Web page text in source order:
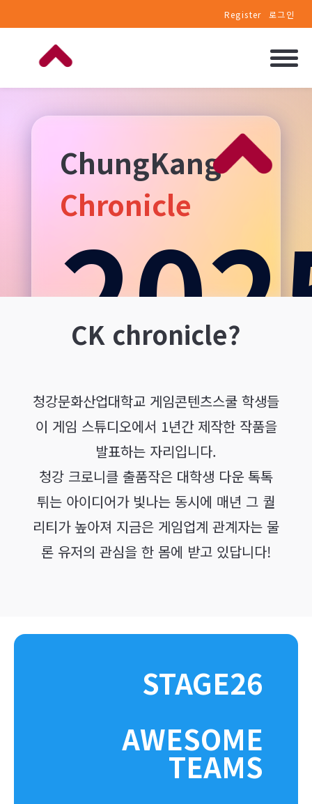
Register 로그인
ChungKang
Chronicle
26번째 졸업작품
청강문화산업대학교 게임콘텐츠스쿨 학생들
이 게임 스튜디오에서 1년간 제작한 작품을
발표하는 자리입니다.
청강 크로니클 출품작은 대학생 다운 톡톡
튀는 아이디어가 빛나는 동시에 매년 그 퀄
리티가 높아져 지금은 게임업계 관계자는 물
론 유저의 관심을 한 몸에 받고 있답니다!
STAGE26
AWESOME
TEAMS